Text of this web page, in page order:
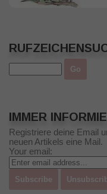
IMMER
Registriere deine Email
neuen Artikels eine Mail.
Your email: